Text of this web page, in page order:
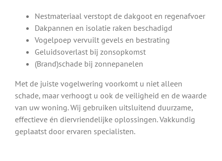
Nestmateriaal verstopt de dakgoot en regenafvoer
Dakpannen en isolatie raken beschadigd
Vogelpoep vervuilt gevels en bestrating
Geluidsoverlast bij zonsopkomst
(Brand)schade bij zonnepanelen
Met de juiste vogelwering voorkomt u niet alleen
schade, maar verhoogt u ook de veiligheid en de waarde
van uw woning. Wij gebruiken uitsluitend duurzame,
effectieve én diervriendelijke oplossingen. Vakkundig
geplaatst door ervaren specialisten.